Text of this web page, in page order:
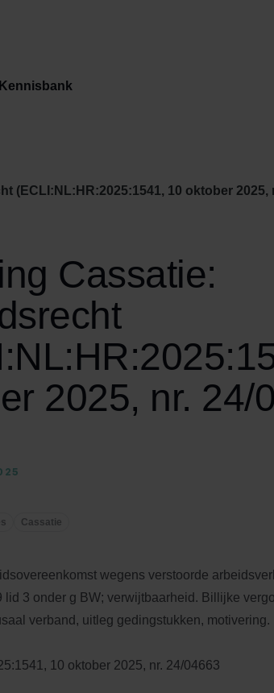
Kennisbank
(ECLI:NL:HR:2025:1541, 10 oktober 2025,
Cassatie:
2025, nr. 24/
Cassatie
wegens verstoorde
lid 3 onder g BW; verwijtbaarheid. Billijke
verband, uitleg gedingstukken, motivering.
10 oktober 2025, nr. 24/04663